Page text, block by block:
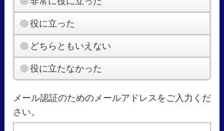
役に立った
どちらともいえない
役に立たなかった
メール認証のためのメールアドレスをご入力くだ
さい。